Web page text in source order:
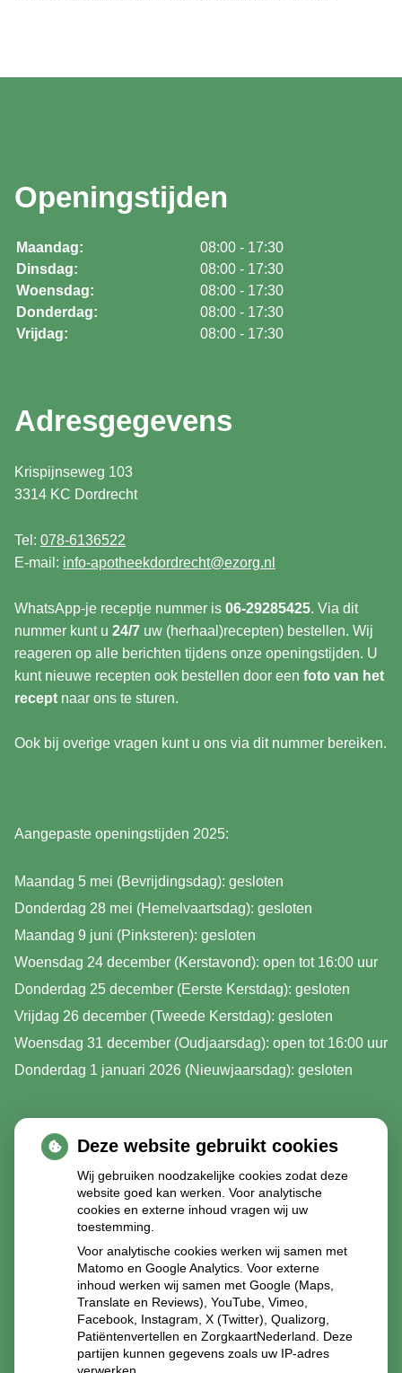
Openingstijden
Maandag:
08:00 - 17:30
Dinsdag:
08:00 - 17:30
Woensdag:
08:00 - 17:30
Donderdag:
08:00 - 17:30
Vrijdag:
08:00 - 17:30
Adresgegevens
Krispijnseweg 103
3314 KC Dordrecht
Tel: 078-6136522
E-mail: info-apotheekdordrecht@ezorg.nl
WhatsApp-je receptje nummer is 06-29285425. Via dit
nummer kunt u 24/7 uw (herhaal)recepten) bestellen. Wij
reageren op alle berichten tijdens onze openingstijden. U
kunt nieuwe recepten ook bestellen door een foto van het
recept naar ons te sturen.
Ook bij overige vragen kunt u ons via dit nummer bereiken.
Aangepaste openingstijden 2025:
Maandag 5 mei (Bevrijdingsdag): gesloten
Donderdag 28 mei (Hemelvaartsdag): gesloten
Maandag 9 juni (Pinksteren): gesloten
Woensdag 24 december (Kerstavond): open tot 16:00 uur
Donderdag 25 december (Eerste Kerstdag): gesloten
Vrijdag 26 december (Tweede Kerstdag): gesloten
Woensdag 31 december (Oudjaarsdag): open tot 16:00 uur
Donderdag 1 januari 2026 (Nieuwjaarsdag): gesloten
Deze website gebruikt cookies
Wij gebruiken noodzakelijke cookies zodat deze
website goed kan werken. Voor analytische
cookies en externe inhoud vragen wij uw
toestemming.
Voor analytische cookies werken wij samen met
Matomo en Google Analytics. Voor externe
inhoud werken wij samen met Google (Maps,
Translate en Reviews), YouTube, Vimeo,
Facebook, Instagram, X (Twitter), Qualizorg,
Patiëntenvertellen en ZorgkaartNederland. Deze
partijen kunnen gegevens zoals uw IP-adres